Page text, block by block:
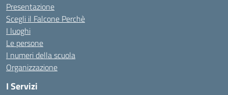
Presentazione
Scegli il Falcone Perchè
I luoghi
Le persone
I numeri della scuola
Organizzazione
I Servizi